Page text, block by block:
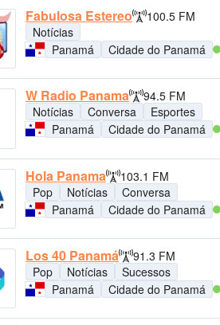
Fabulosa Estereo
100.5 FM
Notícias
Panamá
Cidade do Panamá
W Radio Panama
94.5 FM
Notícias
Conversa
Esportes
Panamá
Cidade do Panamá
Hola Panama
103.1 FM
Pop
Notícias
Conversa
Panamá
Cidade do Panamá
Los 40 Panamá
91.3 FM
Pop
Notícias
Sucessos
Panamá
Cidade do Panamá